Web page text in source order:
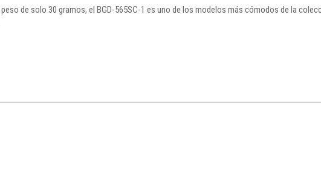
de solo 30 gramos, el BGD-565SC-1 es uno de los modelos más cómodos de la